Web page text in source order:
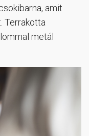
amit
Terrakotta
metál